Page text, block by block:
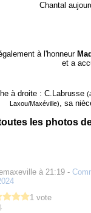
Chantal
à l'honneur
et a
à droite : C.Labrusse
Laxou/Maxéville), sa
les photos
à 21:19 -
1 vote